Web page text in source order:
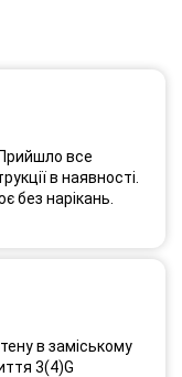
все
в наявності.
без нарікань.
в заміському
3(4)G